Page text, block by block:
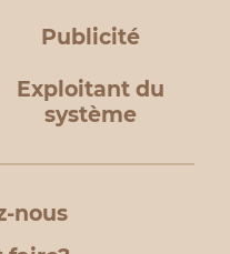
Publicité
Exploitant du
système
nous